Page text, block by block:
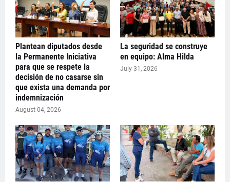
Plantean diputados desde
la Permanente Iniciativa
para que se respete la
decisión de no casarse sin
que exista una demanda por
indemnización
August 04, 2026
La seguridad se construye
en equipo: Alma Hilda
July 31, 2026